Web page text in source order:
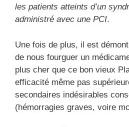
les patients atteints d’un
administré avec une PCI.
Une fois de plus, il est
de nous fourguer un
plus cher que ce bon vieux
efficacité même pas
secondaires indésirables
(hémorragies graves, voire